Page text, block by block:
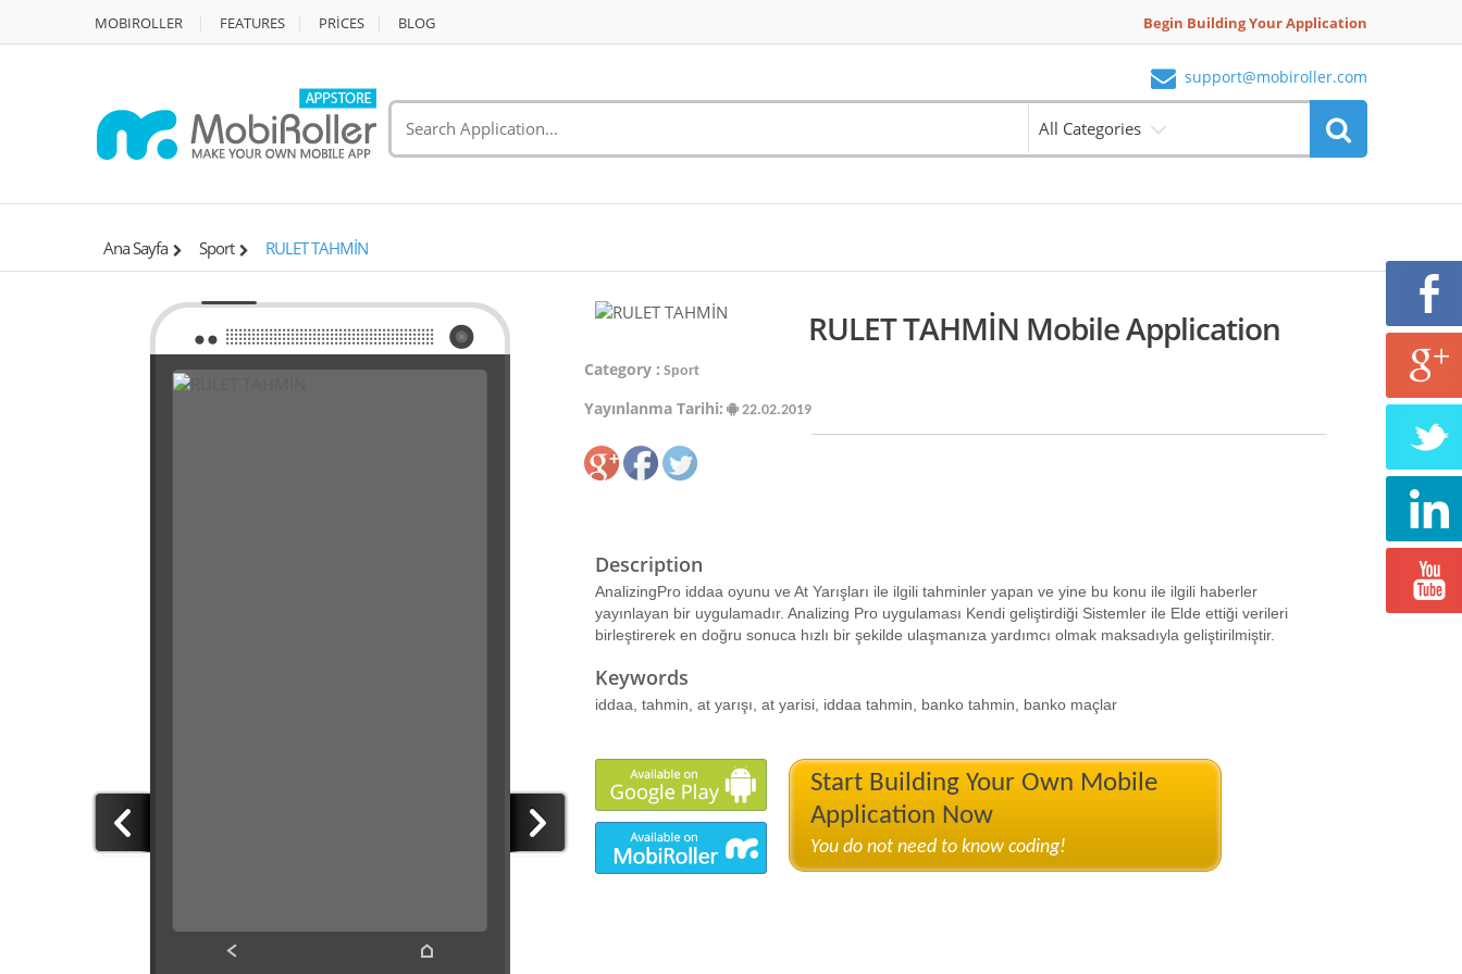
MOBIROLLER FEATURES PRİCES BLOG Begin Building Your Application
support@mobiroller.com
All Categories
Ana Sayfa Sport RULET TAHMİN
RULET TAHMİN Mobile Application
Category : Sport
Yayınlanma Tarihi: 22.02.2019
Description
AnalizingPro iddaa oyunu ve At Yarışları ile ilgili tahminler yapan ve yine bu konu ile ilgili haberler
yayınlayan bir uygulamadır. Analizing Pro uygulaması Kendi geliştirdiği Sistemler ile Elde ettiği verileri
birleştirerek en doğru sonuca hızlı bir şekilde ulaşmanıza yardımcı olmak maksadıyla geliştirilmiştir.
Keywords
iddaa, tahmin, at yarışı, at yarisi, iddaa tahmin, banko tahmin, banko maçlar
Start Building Your Own Mobile
Application Now
You do not need to know coding!